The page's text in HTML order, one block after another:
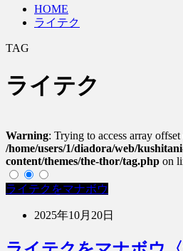
HOME
ライテク
TAG
ライテク
Warning: Trying to access array
/home/users/1/diadora/web/
content/themes/the-thor/tag.php on
ライテクをマナボウ
2025年10月20日